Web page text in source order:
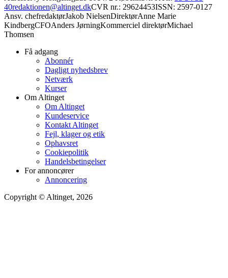
40redaktionen@altinget.dkCVR nr.: 29624453ISSN: 2597-0127
Ansv. chefredaktørJakob NielsenDirektørAnne Marie
KindbergCFOAnders JørningKommerciel direktørMichael
Thomsen
Få adgang
Abonnér
Dagligt nyhedsbrev
Netværk
Kurser
Om Altinget
Om Altinget
Kundeservice
Kontakt Altinget
Fejl, klager og etik
Ophavsret
Cookiepolitik
Handelsbetingelser
For annoncører
Annoncering
Copyright © Altinget, 2026